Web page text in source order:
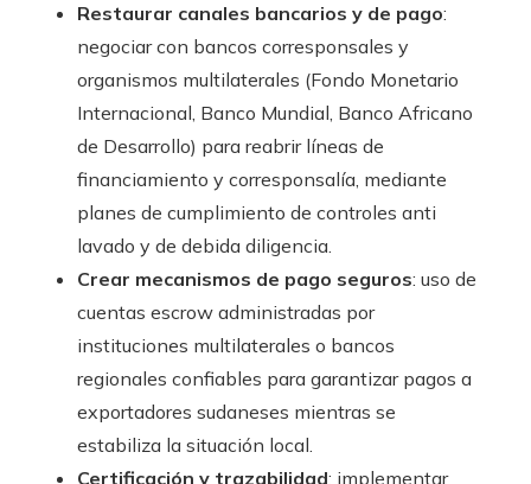
Restaurar canales bancarios y de pago:
negociar con bancos corresponsales y
organismos multilaterales (Fondo Monetario
Internacional, Banco Mundial, Banco Africano
de Desarrollo) para reabrir líneas de
financiamiento y corresponsalía, mediante
planes de cumplimiento de controles anti
lavado y de debida diligencia.
Crear mecanismos de pago seguros: uso de
cuentas escrow administradas por
instituciones multilaterales o bancos
regionales confiables para garantizar pagos a
exportadores sudaneses mientras se
estabiliza la situación local.
Certificación y trazabilidad: implementar